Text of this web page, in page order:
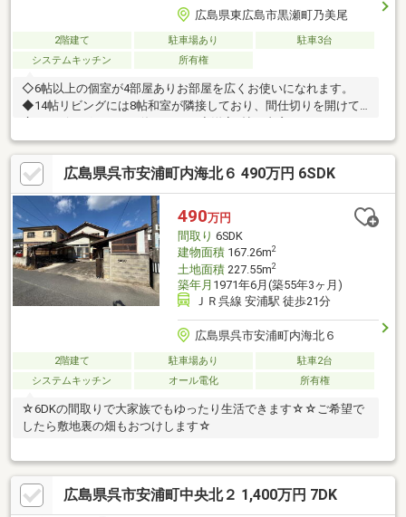
広島県東広島市黒瀬町乃美尾
2階建て 駐車場あり
駐車3台
システムキッチン
所有権
◇6帖以上の個室が4部屋ありお部屋を広くお使いになれます。
◆14帖リビングには8帖和室が隣接しており、間仕切りを開けて
広いリビングとしても使えます！◇洋室3帖は書斎やリモートワ
ークのお部屋としても使えます！◆排水は汲み取り式です◆来場
メリット♪・物件を見て触れる事で暮らしのイメージが上がりま
す・WEBよりもリアルな資金シミュレーションが可能です・未完
成でも類似の完成物件があればご案内可能です赤い「見学可能」
ボタンから、ご希望の日時にご予約ください
広島県呉市安浦町内海北６ 490万円 6SDK
490万円
間取り 6SDK
建物面積167.26m2
土地面積227.55m2
築年月 1971年6月(築55年3ヶ月)
ＪＲ呉線 安浦駅 徒歩21分
広島県呉市安浦町内海北６
2階建て 駐車場あり
駐車2台
システムキッチン
オール電化 所有権
☆6DKの間取りで大家族でもゆったり生活できます☆☆ご希望で
したら敷地裏の畑もおつけします☆
広島県呉市安浦町中央北２ 1,400万円 7DK